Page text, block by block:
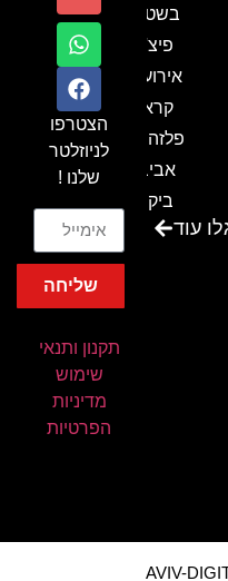
בשטח-
פיצ'ר
אירועים
קראון
פלזה תל
אביב-
ביקור
בכנס
ביקור
בכנס
עוד
הצטרפו
לניוזלטר
שלנו !
שליחה
תקנון ותנאי
שימוש
מדיניות
הפרטיות